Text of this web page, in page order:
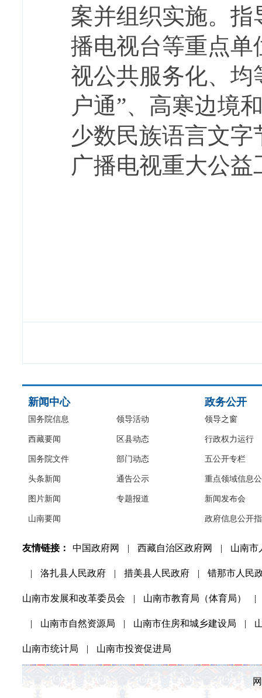
案并组织实施。
播电视台等重点
视公共服务化、均
户通”、高寒边境
少数民族语言文
广播电视重大公
新闻中心
国务院信息
西藏要闻
国务院文件
头条新闻
图片新闻
山南要闻
领导活动
区县动态
部门动态
通告公示
专题报道
政务公开
领导之窗
行政权力运行
五公开专栏
重点领域信息
新闻发布会
政府信息公开
友情链接： 中国政府网 | 西藏自治区政府网 | 山南市
| 洛扎县人民政府 | 措美县人民政府 | 错那市人民
山南市发展和改革委员会 | 山南市教育局（体育局） |
| 山南市自然资源局 | 山南市住房和城乡建设局 |
山南市统计局 | 山南市投资促进局